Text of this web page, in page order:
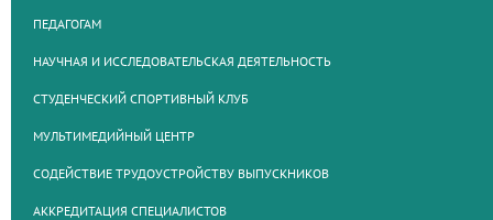
ПЕДАГОГАМ
НАУЧНАЯ И ИССЛЕДОВАТЕЛЬСКАЯ ДЕЯТЕЛЬНОСТЬ
СТУДЕНЧЕСКИЙ СПОРТИВНЫЙ КЛУБ
МУЛЬТИМЕДИЙНЫЙ ЦЕНТР
СОДЕЙСТВИЕ ТРУДОУСТРОЙСТВУ ВЫПУСКНИКОВ
АККРЕДИТАЦИЯ СПЕЦИАЛИСТОВ